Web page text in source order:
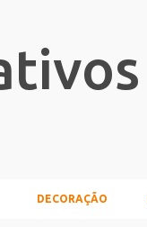
DECORAÇÃO